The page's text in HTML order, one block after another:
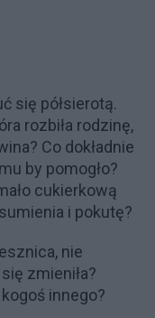
się półsierotą.
rozbiła rodzinę,
Co dokładnie
by pomogło?
cukierkową
i pokutę?
nie
zmieniła?
innego?